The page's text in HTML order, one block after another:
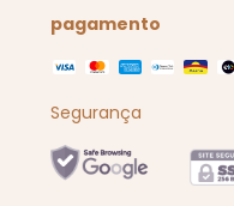
pagamento
Segurança